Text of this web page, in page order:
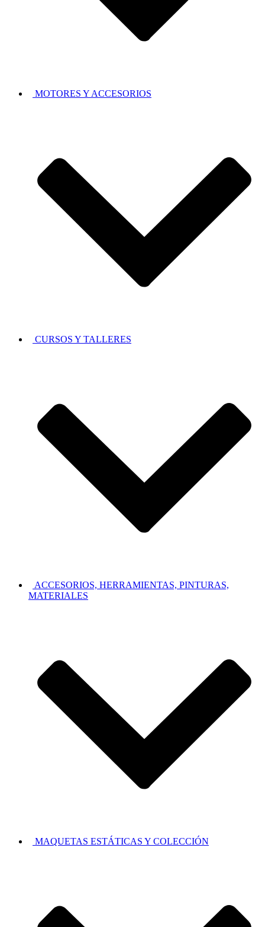
MOTORES Y ACCESORIOS
CURSOS Y TALLERES
ACCESORIOS, HERRAMIENTAS, PINTURAS,
MATERIALES
MAQUETAS ESTÁTICAS Y COLECCIÓN